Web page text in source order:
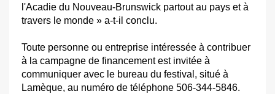
l'Acadie du Nouveau-Brunswick partout au pays et à
travers le monde » a-t-il conclu.
Toute personne ou entreprise intéressée à contribuer
à la campagne de financement est invitée à
communiquer avec le bureau du festival, situé à
Lamèque, au numéro de téléphone 506-344-5846.